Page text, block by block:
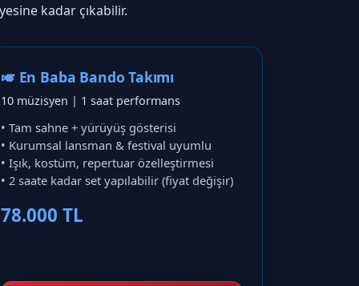
kadar çıkabilir.
🎺 En Baba Bando Takımı
10 müzisyen | 1 saat performans
• Tam sahne + yürüyüş gösterisi
• Kurumsal lansman & festival uyumlu
• Işık, kostüm, repertuar özelleştirmesi
• 2 saate kadar set yapılabilir (fiyat değişir)
78.000 TL